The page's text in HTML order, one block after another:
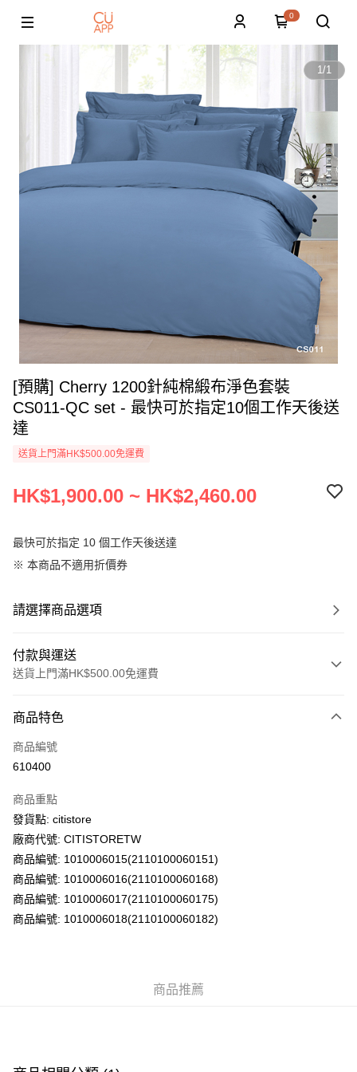
0
1/1
[預購] Cherry 1200針純棉緞布淨色套裝
CS011-QC set - 最快可於指定10個工作天後送
達
送貨上門滿HK$500.00免運費
HK$1,900.00 ~ HK$2,460.00
最快可於指定 10 個工作天後送達
※ 本商品不適用折價券
請選擇商品選項
付款與運送
送貨上門滿HK$500.00免運費
信用卡
AlipayHK
WeChat Pay
送貨方式
送貨上門 (不支援順豐自取點及智能櫃)
每筆HK$100.00，滿HK$500.00或以上免運費
商品特色
商品編號
610400
商品重點
發貨點: citistore
廠商代號: CITISTORETW
商品編號: 1010006015(2110100060151)
商品編號: 1010006016(2110100060168)
商品編號: 1010006017(2110100060175)
商品編號: 1010006018(2110100060182)
商品推薦